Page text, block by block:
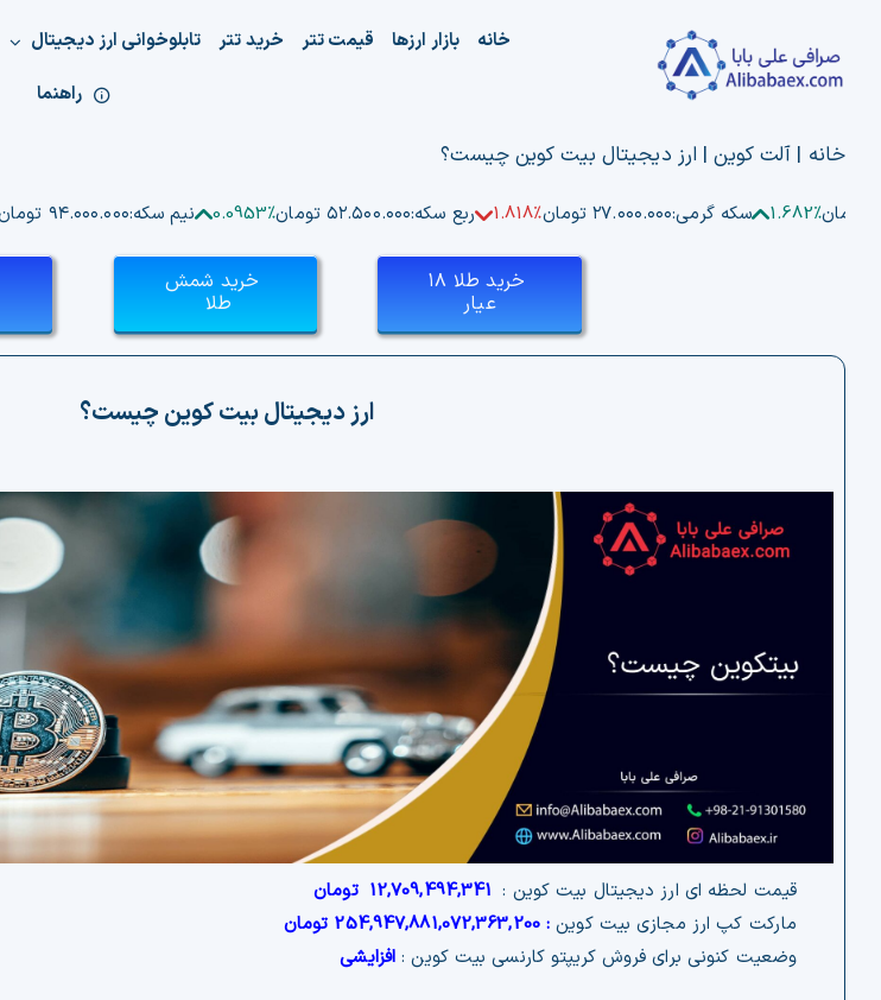
content
خانه بازار ارزها قیمت تتر خرید تتر تابلوخوانی ارز دیجیتال
راهنما
خانه | آلت کوین| ارز دیجیتال بیت کوین چیست؟
1.682% سکه گرمی:۲۷.۰۰۰.۰۰۰ تومان 1.818% ربع سکه:۵۲.۵۰۰.۰۰۰ تومان 0.0953% نیم سکه:۹۴.۰۰۰.۰۰۰ تومان
خرید طلا ۱۸
عیار
خرید شمش
طلا
ارز دیجیتال بیت کوین چیست؟
قیمت لحظه ای ارز دیجیتال بیت کوین : 12,709,494,341 تومان
مارکت کپ ارز مجازی بیت کوین :
254,947,881,072,363,200 تومان
وضعیت کنونی برای فروش کریپتو کارنسی بیت کوین :افزایشی